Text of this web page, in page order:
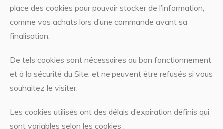
place des cookies pour pouvoir stocker de l’information,
comme vos achats lors d’une commande avant sa
finalisation.
De tels cookies sont nécessaires au bon fonctionnement
et à la sécurité du Site, et ne peuvent être refusés si vous
souhaitez le visiter.
Les cookies utilisés ont des délais d’expiration définis qui
sont variables selon les cookies :